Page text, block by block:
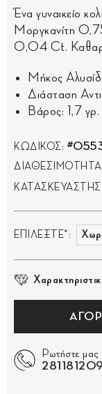
Ένα γυναικείο
Μοργκανίτη
0,04 Ct.
Μήκος
Διάσταση
Βάρος: 1,7 γρ.
ΚΩΔΙΚΟΣ:
ΚΑΤΑΣΚΕΥΑΣΤΗΣ:
ΕΠΙΛΕΞΤΕ*:
Ρωτήστε μας